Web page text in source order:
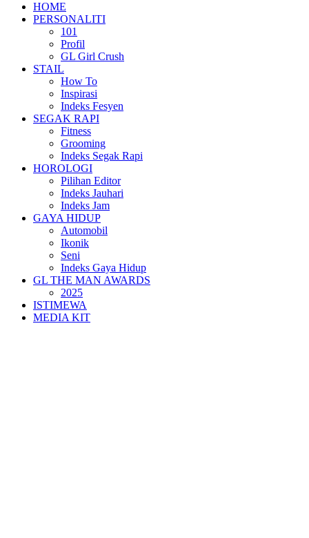
HOME
PERSONALITI
101
Profil
GL Girl Crush
STAIL
How To
Inspirasi
Indeks Fesyen
SEGAK RAPI
Fitness
Grooming
Indeks Segak Rapi
HOROLOGI
Pilihan Editor
Indeks Jauhari
Indeks Jam
GAYA HIDUP
Automobil
Ikonik
Seni
Indeks Gaya Hidup
GL THE MAN AWARDS
2025
ISTIMEWA
MEDIA KIT